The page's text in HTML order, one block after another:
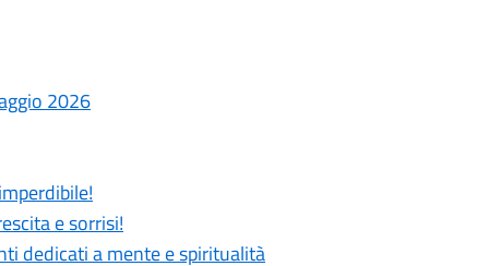
2026
e sorrisi!
dedicati a mente e spiritualità